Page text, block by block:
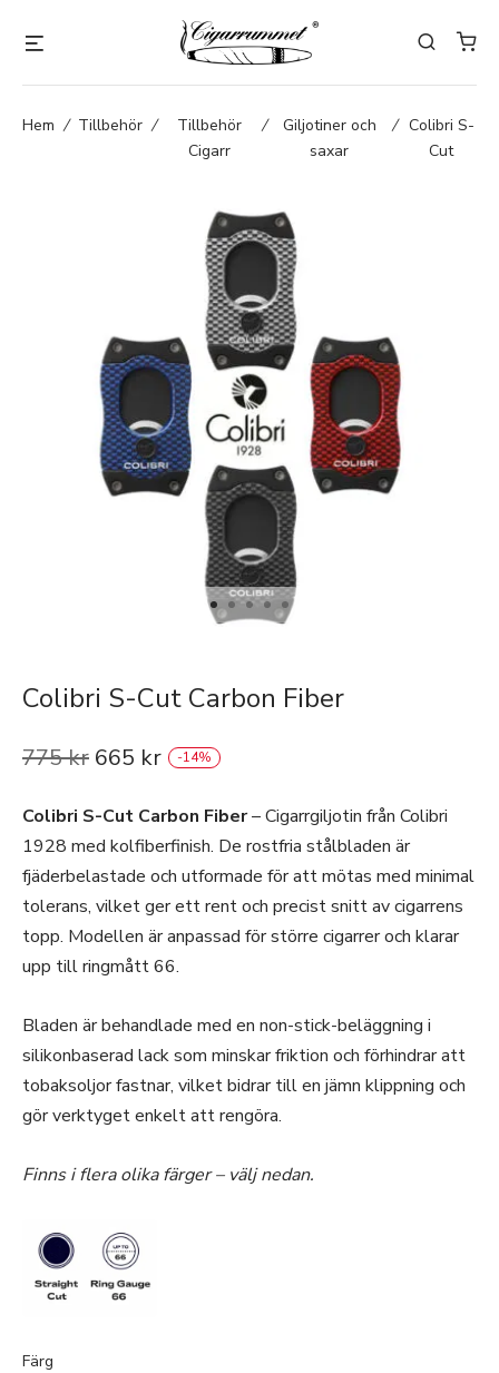
Hem / Tillbehör /
Tillbehör
Cigarr
/
Giljotiner och
saxar
/ Colibri S-
Cut
Colibri S-Cut Carbon Fiber
775kr 665 kr -14%
Colibri S-Cut Carbon Fiber– Cigarrgiljotin från Colibri
1928 med kolfiberfinish. De rostfria stålbladen är
fjäderbelastade och utformade för att mötas med minimal
tolerans, vilket ger ett rent och precist snitt av cigarrens
topp. Modellen är anpassad för större cigarrer och klarar
upp till ringmått 66.
Bladen är behandlade med en non-stick-beläggning i
silikonbaserad lack som minskar friktion och förhindrar att
tobaksoljor fastnar, vilket bidrar till en jämn klippning och
gör verktyget enkelt att rengöra.
Finns i flera olika färger – välj nedan.
Färg